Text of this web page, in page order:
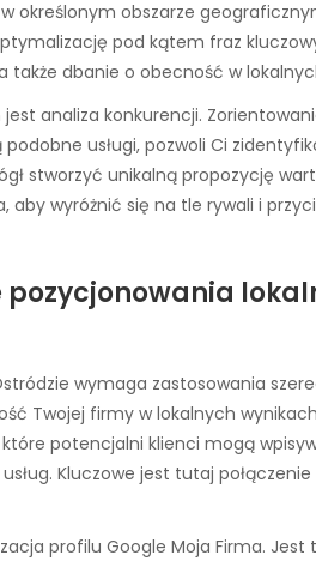
określonym obszarze
pod kątem fraz
także dbanie o obecność w
analiza konkurencji.
usługi, pozwoli Ci
stworzyć unikalną propozycję
aby wyróżnić się na tle rywali i
wymaga zastosowania
Twojej firmy w lokalnych
potencjalni klienci mogą
Kluczowe jest tutaj
profilu Google Moja Firma. Jest